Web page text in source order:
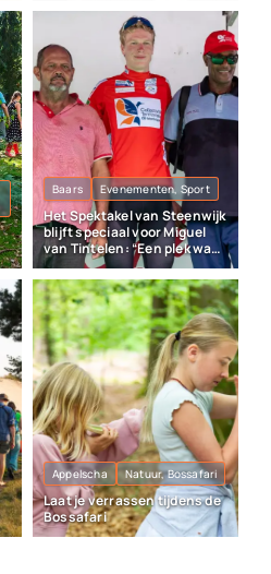
Baars Evenementen, Sport
Het Spektakel van Steenwijk
blijft speciaal voor Miguel
van Tintelen: “Een plek waar
veel herinneringen liggen”
Appelscha Natuur, Bossafari
Laat je verrassen tijdens de
Bossafari